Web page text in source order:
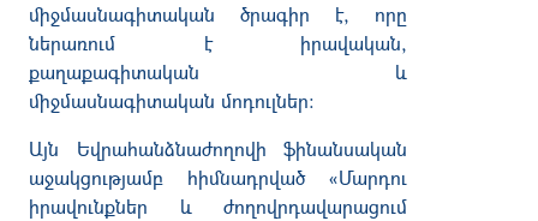
միջմասնագիտական
ծրագիր է, որը
ներառում
է իրավական,
քաղաքագիտական
և
միջմասնագիտական մոդուլներ:
Այն
Եվրահանձնաժողովի
ֆինանսական
աջակցությամբ
հիմնադրված«Մարդու
իրավունքներ
և
ժողովրդավարացում